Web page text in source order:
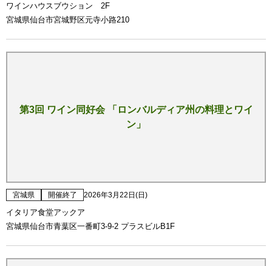
ワインハウスブウション 2F
宮城県仙台市宮城野区元寺小路210
第3回 ワイン同好会 「ロンバルディア州の料理とワイ
ン」
宮城県 開催終了 2026年3月22日(日)
イタリア食堂アックア
宮城県仙台市青葉区一番町3-9-2 プラスビルB1F